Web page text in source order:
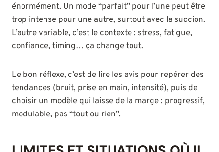
énormément. Un mode “parfait” pour l’une peut être
trop intense pour une autre, surtout avec la succion.
L’autre variable, c’est le contexte : stress, fatigue,
confiance, timing… ça change tout.
Le bon réflexe, c’est de lire les avis pour repérer des
tendances (bruit, prise en main, intensité), puis de
choisir un modèle qui laisse de la marge : progressif,
modulable, pas “tout ou rien”.